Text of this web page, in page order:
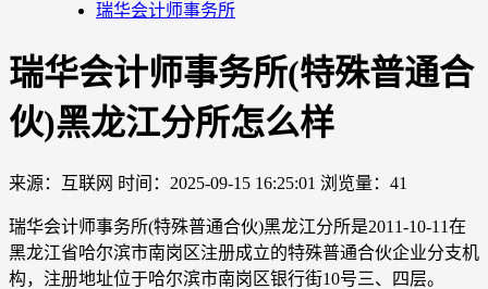
瑞华会计师事务所
瑞华会计师事务所(特殊普通合
伙)黑龙江分所怎么样
来源：互联网 时间：2025-09-15 16:25:01 浏览量：41
瑞华会计师事务所(特殊普通合伙)黑龙江分所是2011-10-11在
黑龙江省哈尔滨市南岗区注册成立的特殊普通合伙企业分支机
构，注册地址位于哈尔滨市南岗区银行街10号三、四层。